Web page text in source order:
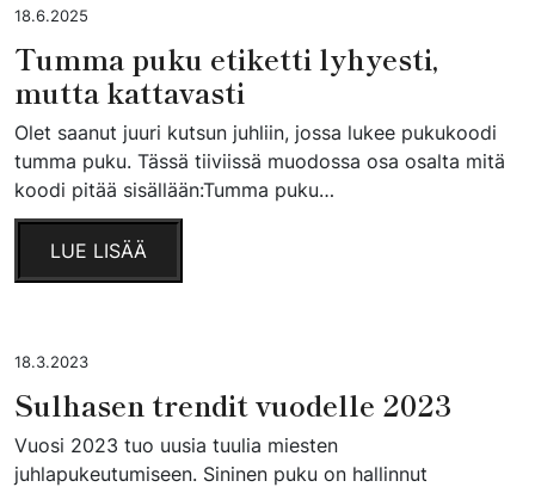
18.6.2025
Tumma puku etiketti lyhyesti,
mutta kattavasti
Olet saanut juuri kutsun juhliin, jossa lukee pukukoodi
tumma puku. Tässä tiiviissä muodossa osa osalta mitä
koodi pitää sisällään:Tumma puku…
LUE LISÄÄ
18.3.2023
Sulhasen trendit vuodelle 2023
Vuosi 2023 tuo uusia tuulia miesten
juhlapukeutumiseen. Sininen puku on hallinnut